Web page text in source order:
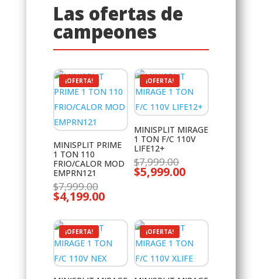
Las ofertas de
campeones
¡OFERTA!
MINISPLIT PRIME
1 TON 110
FRIO/CALOR MOD
EMPRN121
$7,999.00El
precio
original
$7,999.00.
$4,199.00El
es:
$4,199.00.
¡OFERTA!
MINISPLIT MIRAGE
1 TON F/C 110V
LIFE12+
$7,999.00El
precio
original
$5,999.00El
¡OFERTA! ¡OFERTA!